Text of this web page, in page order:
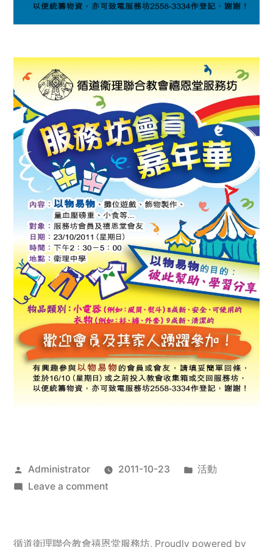
Posted
by
Administrator 2011-10-23
Posted
活動
Leave a commenton
服
循道衛理聯合教會禧恩堂服務坊, Proudly powered by